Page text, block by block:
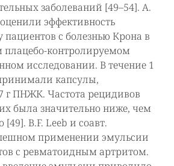
заболеваний [49–54]. A.
эффективность
с болезнью Крона в
контролируемом
исследовании. В течение 1
капсулы,
г ПНЖК. Частота рецидивов
была значительно ниже, чем
[49]. B.F. Leeb и соавт.
применении эмульсии
с ревматоидным артритом.